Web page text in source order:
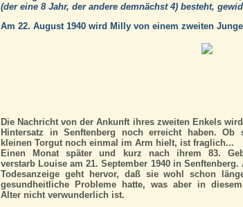
(der eine 8 Jahr, der andere demnächst 4) besteht,
Am 22. August 1940 wird Milly von einem zweiten
Die Nachricht von der Ankunft ihres zweiten Enkels
Hintersatz in Senftenberg noch erreicht haben. Ob
kleinen Torgut noch einmal im Arm hielt, ist fraglich...
Einen Monat später und kurz nach ihrem 83.
verstarb Louise am 21. September 1940 in Senftenberg.
Todesanzeige geht hervor, daß sie wohl schon
gesundheitliche Probleme hatte, was aber in
Alter nicht verwunderlich ist.